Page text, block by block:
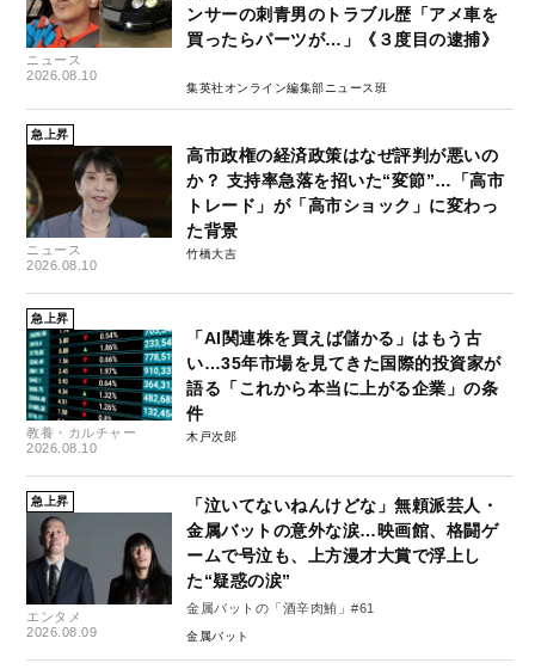
ニュース
2026.08.10
ンサーの刺青男のトラブル歴「アメ車を
買ったらパーツが…」《３度目の逮捕》
集英社オンライン編集部ニュース班
急上昇
ニュース
2026.08.10
高市政権の経済政策はなぜ評判が悪いの
か？ 支持率急落を招いた“変節”…「高市
トレード」が「高市ショック」に変わっ
た背景
竹橋大吉
急上昇
教養・カルチャー
2026.08.10
「AI関連株を買えば儲かる」はもう古
い…35年市場を見てきた国際的投資家が
語る「これから本当に上がる企業」の条
件
木戸次郎
急上昇
エンタメ
2026.08.09
「泣いてないねんけどな」無頼派芸人・
金属バットの意外な涙…映画館、格闘ゲ
ームで号泣も、上方漫才大賞で浮上し
た“疑惑の涙”
金属バットの「酒辛肉鮪」#61
金属バット